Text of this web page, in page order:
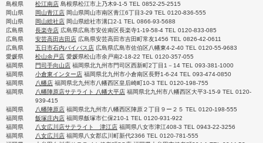
島根県
松江南店 島根県松江市上乃木9-1-5 TEL 0852-25-2515
岡山県
岡山青江店 岡山県岡山市南区青江6丁目3-29 TEL 0120-836-555
岡山県
岡山総社店 岡山県総社市溝口2-1 TEL 0866-93-5688
広島県
長楽寺店 広島県広島市安佐南区長楽寺1-19-58-4 TEL 0120-833-085
広島県
安芸高田吉田店 広島県安芸高田市吉田町常友1456 TEL 0826-42-0611
広島県
五日市石内バイパス店 広島県広島市佐伯区八幡東4-2-40 TEL 0120-55-9683
愛媛県
松山余戸店 愛媛県松山市余戸南2-18-22 TEL 0120-357-055
福岡県
門司手向山店 福岡県北九州市門司区西新町2丁目1－14 TEL 093-381-1000
福岡県
小倉東インター店 福岡県北九州市小倉南区長野1-6-24 TEL 093-474-0850
福岡県
八幡店 福岡県北九州市八幡西区皇后崎町10-3 TEL 0120-198-755
福岡県
八幡陣原店サテライト 八幡大平店 福岡県北九州市八幡西区大平3-15-9 TEL 0120-
939-415
福岡県
八幡陣原店 福岡県北九州市八幡西区陣原２丁目９ー２５ TEL 0120-198-555
福岡県
飯塚庄内店 福岡県飯塚市仁保210-1 TEL 0120-931-922
福岡県
八女広川店サテライト 津江店 福岡県八女市津江408-3 TEL 0943-22-3256
福岡県
八女広川店 福岡県八女郡広川町新代2366 TEL 0120-781-555